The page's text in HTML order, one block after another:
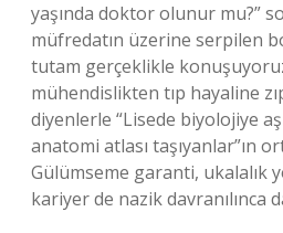
yaşında doktor olunur mu?”
müfredatın üzerine serpilen
tutam gerçeklikle
mühendislikten tıp hayaline
diyenlerle “Lisede biyolojiye
anatomi atlası taşıyanlar”ın
Gülümseme garanti, ukalalık
kariyer de nazik davranılınca